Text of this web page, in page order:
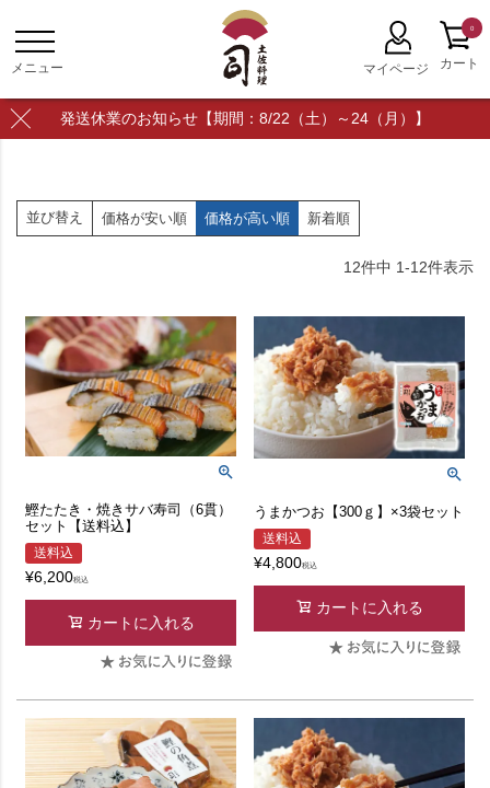
発送休業のお知らせ【期間：8/22（土）～24（月）】
0
並び替え 価格が安い順 価格が高い順 新着順
12件中 1-12件表示
鰹たたき・焼きサバ寿司（6貫）
セット【送料込】
送料込
¥6,200税込
カートに入れる
うまかつお【300ｇ】×3袋セット
送料込
¥4,800税込
カートに入れる